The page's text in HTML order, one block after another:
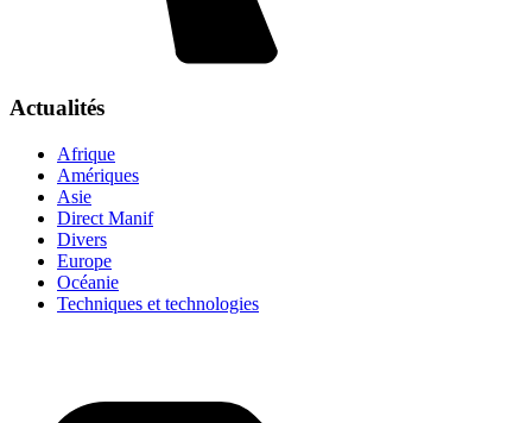
Actualités
Afrique
Amériques
Asie
Direct Manif
Divers
Europe
Océanie
Techniques et technologies